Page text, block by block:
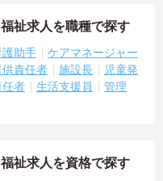
祉求人を職種で探す
護助手
ケアマネージャー
責任者 施設長
児童発
任者 生活支援員
管理
祉求人を資格で探す